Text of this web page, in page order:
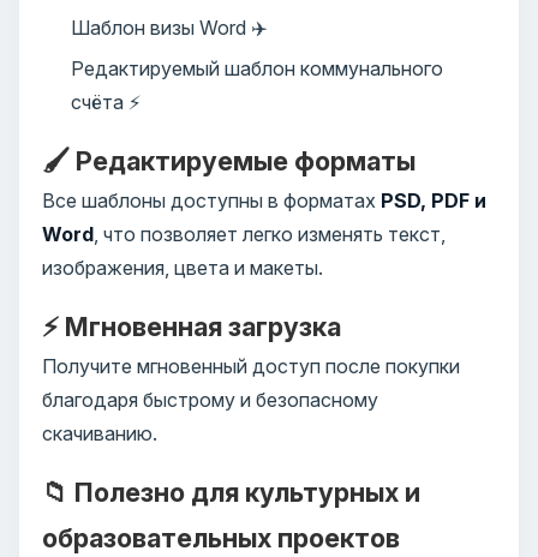
Шаблон визы Word ✈️
Редактируемый шаблон коммунального
счёта ⚡
🖌️ Редактируемые форматы
Все шаблоны доступны в форматах PSD, PDF и
Word , что позволяет легко изменять текст,
изображения, цвета и макеты.
⚡ Мгновенная загрузка
Получите мгновенный доступ после покупки
благодаря быстрому и безопасному
скачиванию.
📁 Полезно для культурных и
образовательных проектов